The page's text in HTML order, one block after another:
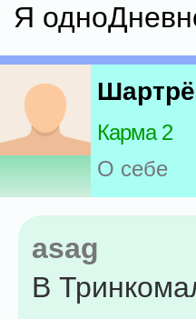
Я
Карма 2
О себе
asag
В